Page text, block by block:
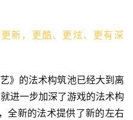
》的法术构筑池已经大到离
进一步加深了游戏的法术构
全新的法术提供了新的左右